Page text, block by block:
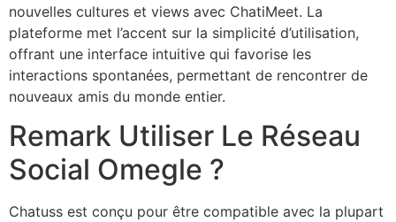
nouvelles cultures et views avec ChatiMeet. La
plateforme met l’accent sur la simplicité d’utilisation,
offrant une interface intuitive qui favorise les
interactions spontanées, permettant de rencontrer de
nouveaux amis du monde entier.
Remark Utiliser Le Réseau
Social Omegle ?
Chatuss est conçu pour être compatible avec la plupart